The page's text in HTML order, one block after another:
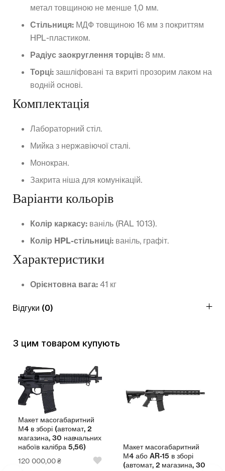
метал товщиною не менше 1,0 мм.
Стільниця: МДФ товщиною 16 мм з покриттям
HPL-пластиком.
Радіус заокруглення торців: 8 мм.
Торці: зашліфовані та вкриті прозорим лаком на
водній основі.
Комплектація
Лабораторний стіл.
Мийка з нержавіючої сталі.
Монокран.
Закрита ніша для комунікацій.
Варіанти кольорів
Колір каркасу: ваніль (RAL 1013).
Колір HPL-стільниці: ваніль, графіт.
Характеристики
Орієнтовна вага: 41 кг
Відгуки (0)
З цим товаром купують
Макет масогабаритний
М4 або AR-15 в зборі
(автомат, 2 магазина, 30
набоїв калібра 5.45)
96 000,00₴